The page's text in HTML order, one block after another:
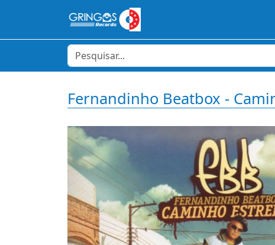
Fernandinho Beatbox -